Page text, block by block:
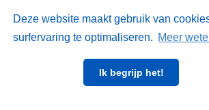
Deze website maakt gebruik van
surfervaring te optimaliseren. Meer
Ik begrijp het!